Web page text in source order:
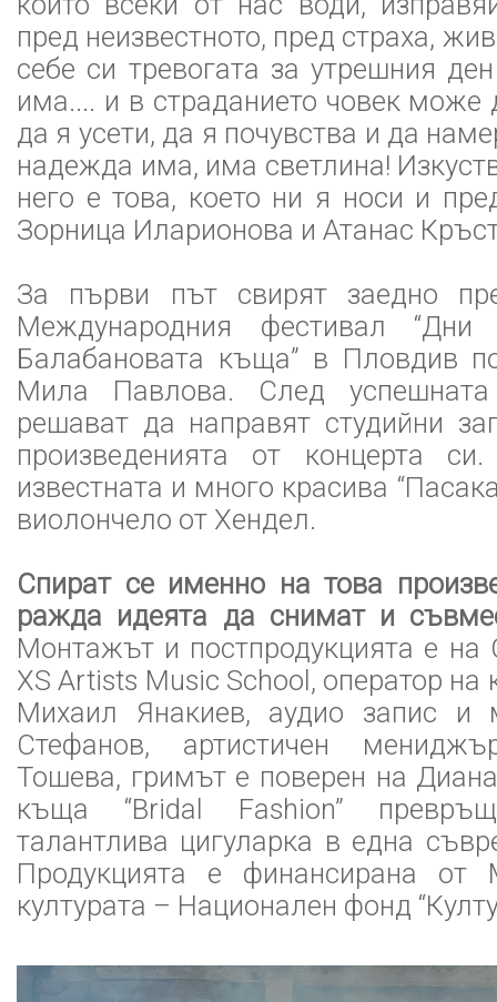
пред неизвестното, пред страха,
себе си тревогата за утрешния
има.... и в страданието човек може
да я усети, да я почувства и да
надежда има, има светлина!
него е това, което ни я носи и
Зорница Иларионова и Атанас
За първи път свирят заедно
Международния фестивал
Балабановата къща” в Пловдив
Мила Павлова. След
решават да направят студийни
произведенията от концерта
известната и много красива
виолончело от Хендел.
Спират се именно на това
ражда идеята да снимат и
Монтажът и постпродукцията е на
XS Artists Music School, оператор на
Михаил Янакиев, аудио запис и
Стефанов, артистичен
Тошева, гримът е поверен на
къща “Bridal Fashion”
талантлива цигуларка в една
Продукцията е финансирана от
културата – Национален фонд